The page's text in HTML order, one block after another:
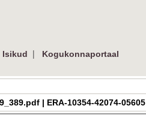
Isikud |
Kogukonnaportaal
| ERA-10354-42074-05605